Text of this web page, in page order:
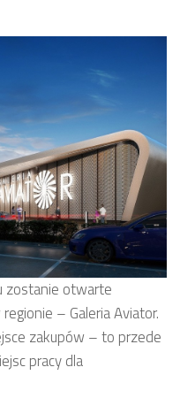
zostanie otwarte
– Galeria Aviator.
zakupów – to przede
pracy dla